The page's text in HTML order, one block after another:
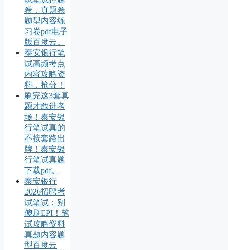
卷，真题卷
题型内容练
习卷pdf电子
版百度云。
泰安银行笔
试高频考点
内容攻略资
料，抢分！
刷完这3套真
题才敢进考
场！泰安银
行笔试真的
不按套路出
牌！泰安银
行笔试真题
下载pdf。
泰安银行
2026招聘考
试笔试：别
傻刷EPI！笔
试攻略资料
真题内容题
型百度云